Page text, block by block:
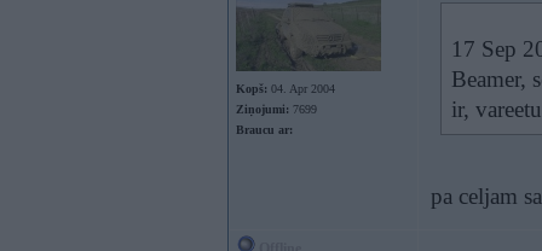
Kopš: 04. Apr 2004
Ziņojumi: 7699
Braucu ar:
17 Sep
Beamer,
ir,
pa celjam